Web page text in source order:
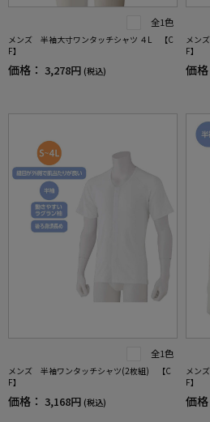
全1色
メンズ 半袖大寸ワンタッチシャツ ４L 【C
F】
価格： 3,278円 (税込)
メン
F】
価格
全1色
メンズ 半袖ワンタッチシャツ(2枚組) 【C
F】
価格： 3,168円 (税込)
メン
F】
価格